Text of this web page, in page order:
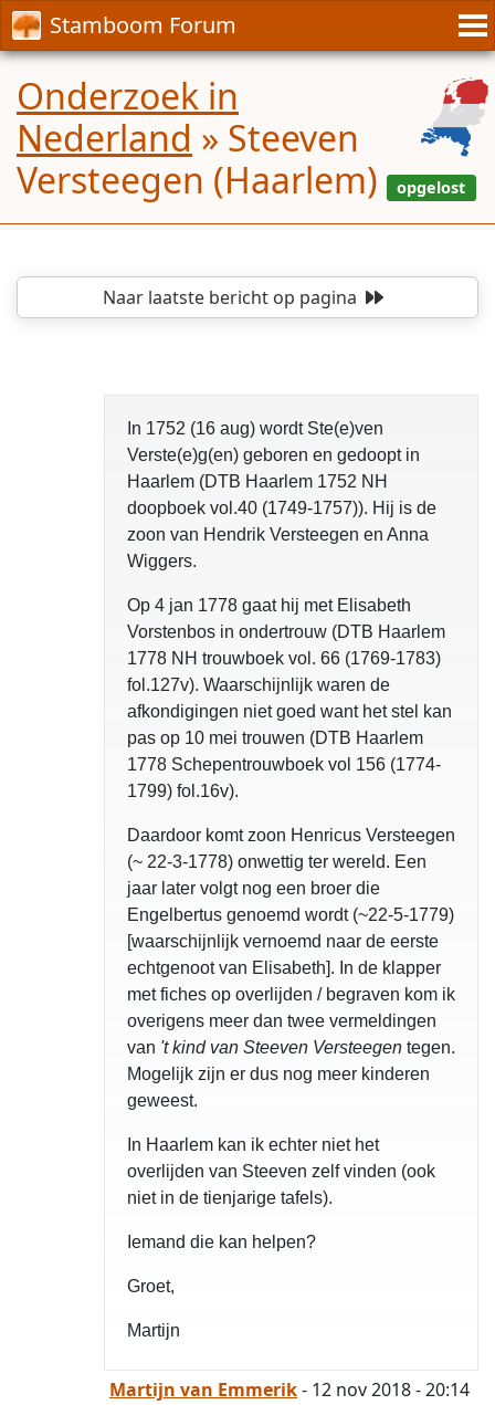
Stamboom Forum
Onderzoek in
Nederland » Steeven
Versteegen (Haarlem)
Naar laatste berichtop pagina
In 1752 (16 aug) wordt Ste(e)ven
Verste(e)g(en) geboren en gedoopt in
Haarlem (DTB Haarlem 1752 NH
doopboek vol.40 (1749-1757)). Hij is de
zoon van Hendrik Versteegen en Anna
Wiggers.
Op 4 jan 1778 gaat hij met Elisabeth
Vorstenbos in ondertrouw (DTB Haarlem
1778 NH trouwboek vol. 66 (1769-1783)
fol.127v). Waarschijnlijk waren de
afkondigingen niet goed want het stel kan
pas op 10 mei trouwen (DTB Haarlem
1778 Schepentrouwboek vol 156 (1774-
1799) fol.16v).
Daardoor komt zoon Henricus Versteegen
(~ 22-3-1778) onwettig ter wereld. Een
jaar later volgt nog een broer die
Engelbertus genoemd wordt (~22-5-1779)
[waarschijnlijk vernoemd naar de eerste
echtgenoot van Elisabeth]. In de klapper
met fiches op overlijden / begraven kom ik
overigens meer dan twee vermeldingen
van 't kind van Steeven Versteegen tegen.
Mogelijk zijn er dus nog meer kinderen
geweest.
In Haarlem kan ik echter niet het
overlijden van Steeven zelf vinden (ook
niet in de tienjarige tafels).
Iemand die kan helpen?
Groet,
Martijn
Martijn van Emmerik- 12 nov 2018 - 20:14